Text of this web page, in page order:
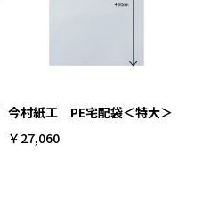
今村紙工 PE宅配袋＜特大＞
￥27,060